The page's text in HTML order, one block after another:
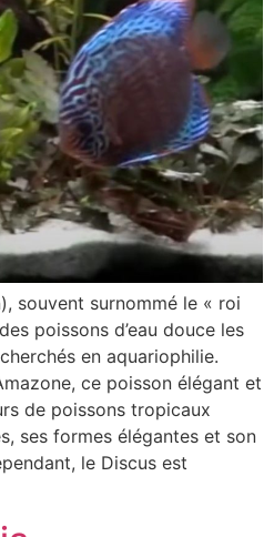
souvent surnommé le « roi
poissons d’eau douce les
en aquariophilie.
ce poisson élégant et
de poissons tropicaux
ses formes élégantes et son
le Discus est